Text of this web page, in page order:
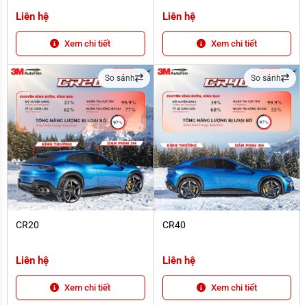
Liên hệ
Xem chi tiết
Liên hệ
Xem chi tiết
So sánh
CR20
Liên hệ
Xem chi tiết
So sánh
CR40
Liên hệ
Xem chi tiết